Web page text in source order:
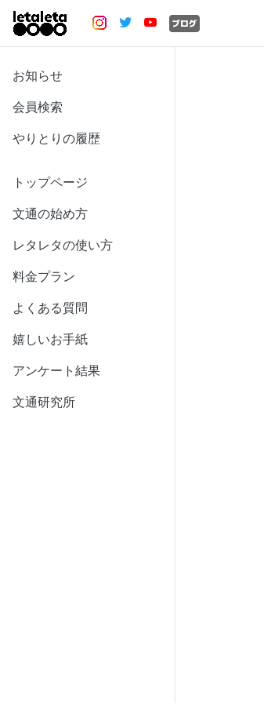
お知らせ
会員検索
やりとりの履歴
トップページ
文通の始め方
レタレタの使い方
料金プラン
よくある質問
嬉しいお手紙
アンケート結果
文通研究所